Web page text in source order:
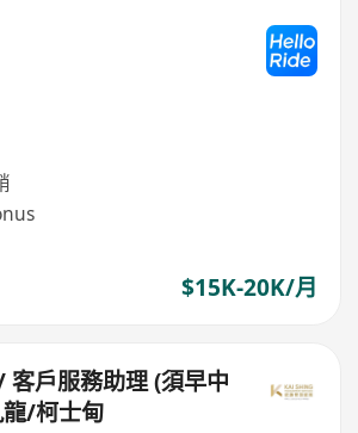
$15K-20K/月
客戶服務助理 (須早中
/柯士甸